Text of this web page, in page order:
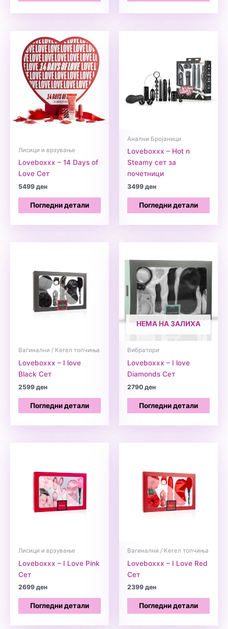
Лисици и врзување
Loveboxxx – 14 Days of
Love Сет
5499ден
Погледни детали
Анални Бројаници
Loveboxxx – Hot n
Steamy сет за
почетници
3499ден
Погледни детали
Вагинални / Кегел топчиња
Loveboxxx – I love
Black Сет
2599ден
Погледни детали
НЕМА НА ЗАЛИХА
Вибратори
Loveboxxx – I love
Diamonds Сет
2790ден
Погледни детали
Лисици и врзување
Loveboxxx – I Love Pink
Сет
2699ден
Погледни детали
Вагинални / Кегел топчиња
Loveboxxx – I Love Red
Сет
2399ден
Погледни детали